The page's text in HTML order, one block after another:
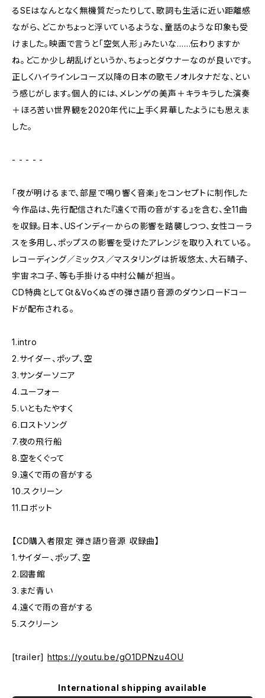
るSEはなんとなく無機質だったりして、歌詞も生活に近い距離感
ながら、どこかちょっと浮いているような、童話のような印象も受
けました。映画で言うと「空気人形」みたいな……伝わりますか
ね。どこか少し胡乱げというか、ちょっとダウナーなのが良いです。
正しくハイラインレコーズ以降の日本の歌モノオルタナだな、とい
う感じがします。個人的には、メレンゲの美声＋キラキラした演奏
＋ほろ苦い世界観を2020年代に上手く昇華したようにも思えま
した。
- - - - -
「夜が明けるまで、部屋で鳴り響く音楽」をコンセプトに制作した
今作品は、先行配信された『遠くで雨の音がする』を含む、全11曲
を収録。日本、USインディーからの影響を踏襲しつつ、女性コーラ
スを多用し、ポップスの影響を受けたアレンジを取り入れている。
レコーディング／ミックス／マスタリングは折坂悠太、大石晴子、
宇宙ネコ子、等も手掛ける中村公輔が担当。
CD特典としてGt＆Voくぬぎの弾き語り音源のダウンロードコー
ドが配布される。
1.intro
2.サイダー、ポップ、空
3.サンダーソニア
4.ユーフォー
5.いともたやすく
6.ロストソング
7.夜の飛行船
8.空をくぐって
9.遠くで雨の音がする
10.スクリーン
11.ロボット
【CD購入者限定 弾き語り音源 収録曲】
1.サイダー、ポップ、空
2.図書館
3.まだ青い
4.遠くで雨の音がする
5.スクリーン
[trailer] https://youtu.be/gO1DPNzu4OU
International shipping available